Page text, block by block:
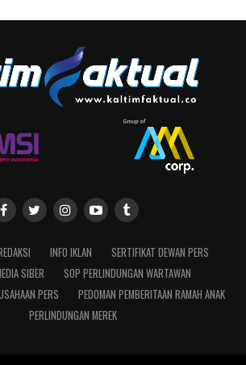
INFO IKLAN
SERTIFIKAT DEWAN PERS
SIBER
SOP PERLINDUNGAN WARTAWAN
PERS
PEDOMAN PEMBERITAAN RAMAH ANAK
PERLINDUNGAN MEREK